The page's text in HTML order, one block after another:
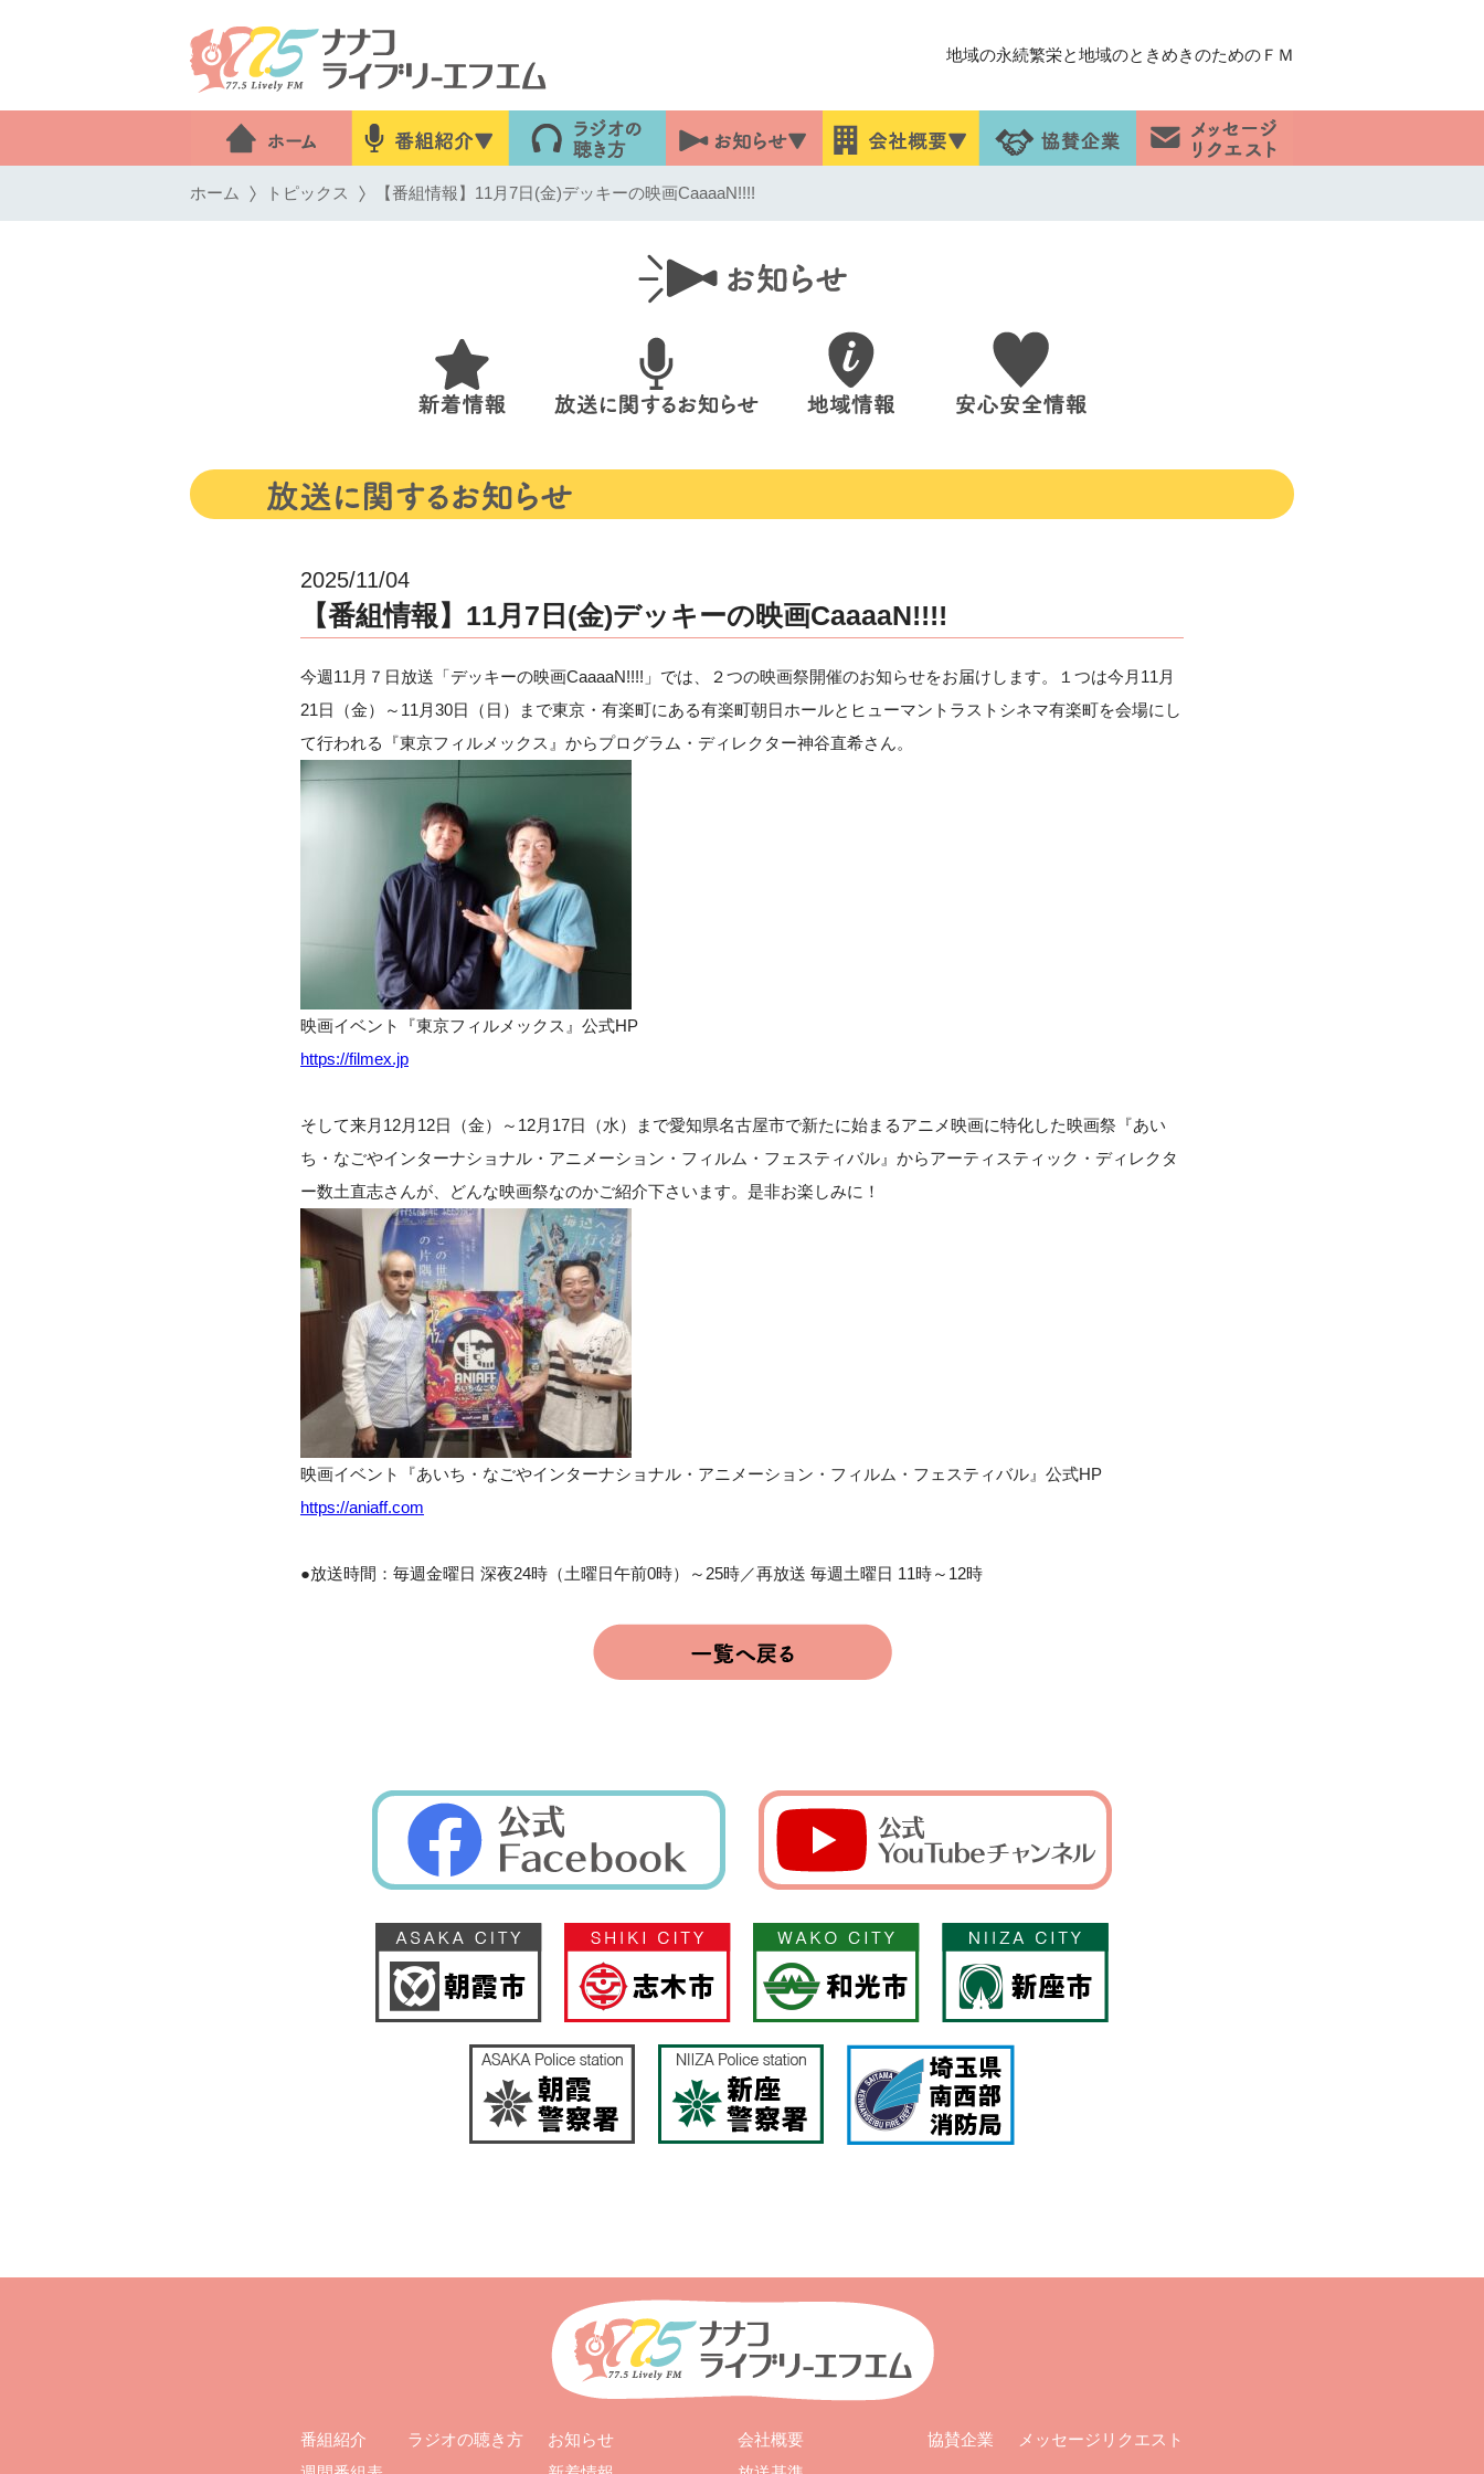
地域の永続繁栄と地域のときめきのためのＦＭ
ホーム トピックス 【番組情報】11月7日(金)デッキーの映画CaaaaN!!!!
2025/11/04
【番組情報】11月7日(金)デッキーの映画CaaaaN!!!!
今週11月７日放送「デッキーの映画CaaaaN!!!!」では、２つの映画祭開催のお知らせをお届けします。１つは今月11月
21日（金）～11月30日（日）まで東京・有楽町にある有楽町朝日ホールとヒューマントラストシネマ有楽町を会場にし
て行われる『東京フィルメックス』からプログラム・ディレクター神谷直希さん。
映画イベント『東京フィルメックス』公式HP
https://filmex.jp
そして来月12月12日（金）～12月17日（水）まで愛知県名古屋市で新たに始まるアニメ映画に特化した映画祭『あい
ち・なごやインターナショナル・アニメーション・フィルム・フェスティバル』からアーティスティック・ディレクタ
ー数土直志さんが、どんな映画祭なのかご紹介下さいます。是非お楽しみに！
映画イベント『あいち・なごやインターナショナル・アニメーション・フィルム・フェスティバル』公式HP
https://aniaff.com
●放送時間：毎週金曜日 深夜24時（土曜日午前0時）～25時／再放送 毎週土曜日 11時～12時
番組紹介 ラジオの聴き方
お知らせ
会社概要
協賛企業 メッセージリクエスト